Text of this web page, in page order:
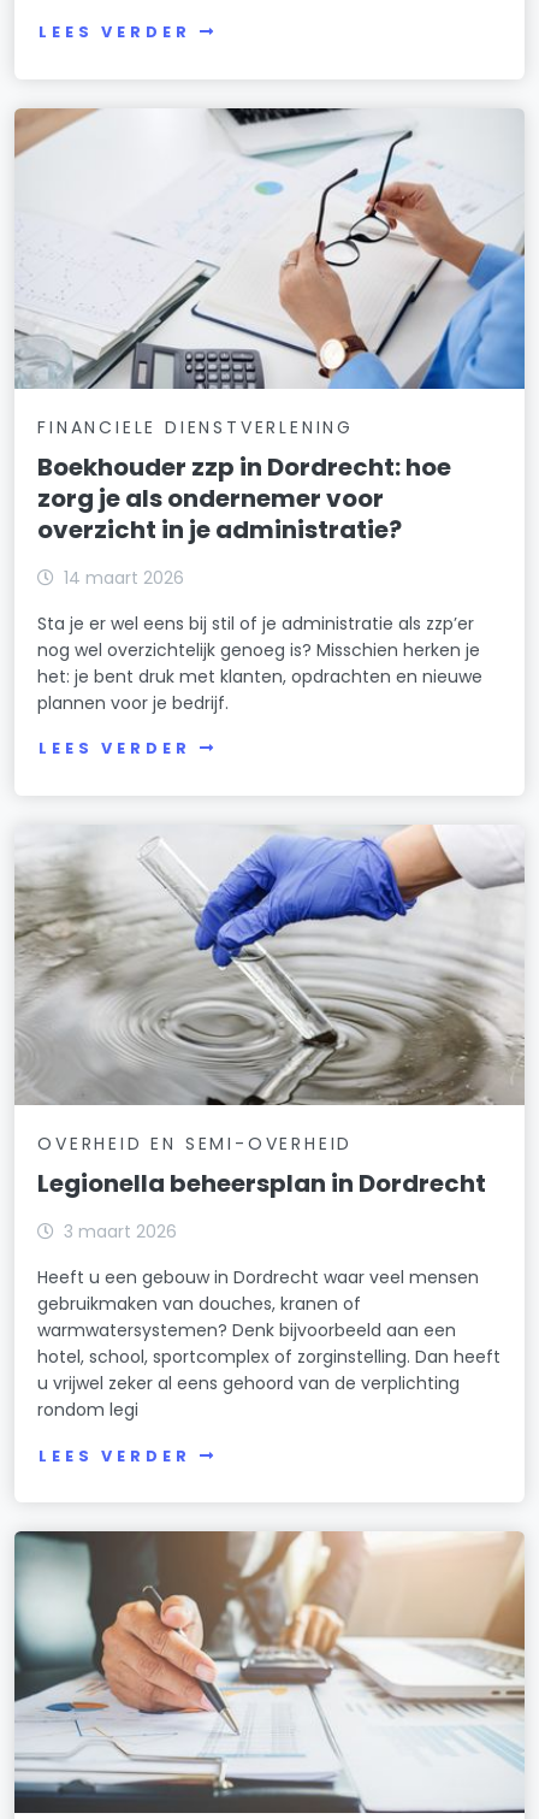
LEES VERDER
FINANCIELE DIENSTVERLENING
Boekhouder zzp in Dordrecht: hoe
zorg je als ondernemer voor
overzicht in je administratie?
14 maart 2026
Sta je er wel eens bij stil of je administratie als zzp’er
nog wel overzichtelijk genoeg is? Misschien herken je
het: je bent druk met klanten, opdrachten en nieuwe
plannen voor je bedrijf.
LEES VERDER
OVERHEID EN SEMI-OVERHEID
Legionella beheersplan in Dordrecht
3 maart 2026
Heeft u een gebouw in Dordrecht waar veel mensen
gebruikmaken van douches, kranen of
warmwatersystemen? Denk bijvoorbeeld aan een
hotel, school, sportcomplex of zorginstelling. Dan heeft
u vrijwel zeker al eens gehoord van de verplichting
rondom legi
LEES VERDER